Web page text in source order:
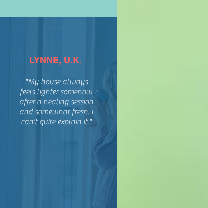
LYNNE, U.K.
"My house always
feels lighter somehow
after a healing session
and somewhat fresh. I
can't quite explain it."